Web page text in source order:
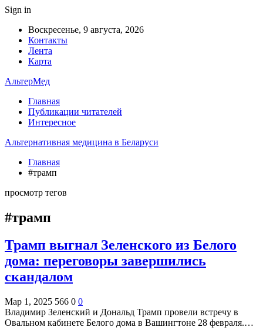
Sign in
Воскресенье, 9 августа, 2026
Контакты
Лента
Карта
АльтерМед
Главная
Публикации читателей
Интересное
Альтернативная медицина в Беларуси
Главная
#трамп
просмотр тегов
#трамп
Трамп выгнал Зеленского из Белого
дома: переговоры завершились
скандалом
Мар 1, 2025 566 0 0
Владимир Зеленский и Дональд Трамп провели встречу в
Овальном кабинете Белого дома в Вашингтоне 28 февраля.…